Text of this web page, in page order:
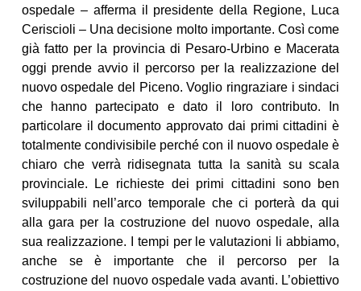
ospedale – afferma il presidente della Regione, Luca
Ceriscioli – Una decisione molto importante. Così come
già fatto per la provincia di Pesaro-Urbino e Macerata
oggi prende avvio il percorso per la realizzazione del
nuovo ospedale del Piceno. Voglio ringraziare i sindaci
che hanno partecipato e dato il loro contributo. In
particolare il documento approvato dai primi cittadini è
totalmente condivisibile perché con il nuovo ospedale è
chiaro che verrà ridisegnata tutta la sanità su scala
provinciale. Le richieste dei primi cittadini sono ben
sviluppabili nell’arco temporale che ci porterà da qui
alla gara per la costruzione del nuovo ospedale, alla
sua realizzazione. I tempi per le valutazioni li abbiamo,
anche se è importante che il percorso per la
costruzione del nuovo ospedale vada avanti. L’obiettivo